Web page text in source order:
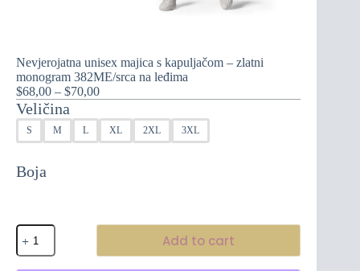
Nevjerojatna unisex majica s kapuljačom – zlatni
monogram 382ME/srca na leđima
$68,00 – $70,00Raspon
od
$68,00
Veličina
S M L XL 2XL 3XL
Boja
Nevjerojatna
unisex
majica
Add to cart